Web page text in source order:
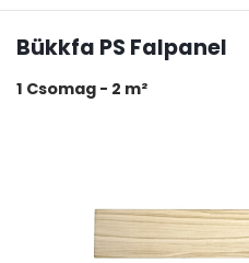
Bükkfa PS Falpanel
1 Csomag­ - 2 m²